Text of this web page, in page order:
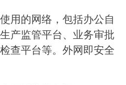
用的网络，包括办公自
产监管平台、业务审批
查平台等。外网即安全